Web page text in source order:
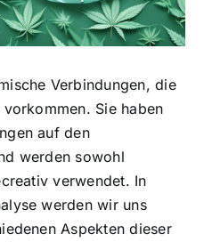
Verbindungen, die
Sie haben
auf den
werden sowohl
verwendet. In
werden wir uns
Aspekten dieser